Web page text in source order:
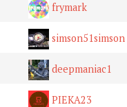
frymark
simson51simson
deepmaniac1
PIEKA23